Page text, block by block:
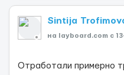
Sintija
на layboard.com c
Отработали примерно